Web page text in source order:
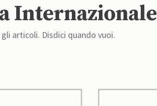
Internazionale
articoli. Disdici quando vuoi.